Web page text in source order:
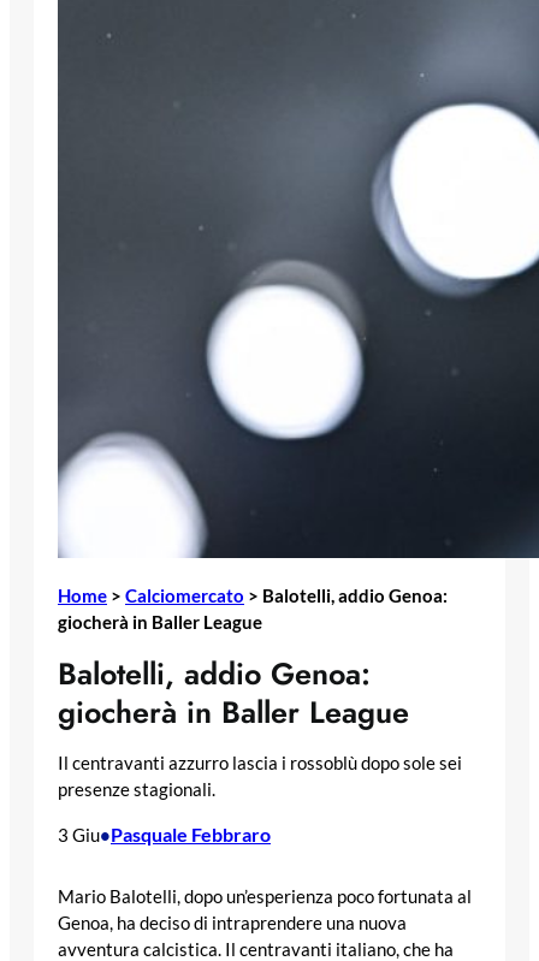
Home > Calciomercato > Balotelli, addio Genoa:
giocherà in Baller League
Balotelli, addio Genoa:
giocherà in Baller League
Il centravanti azzurro lascia i rossoblù dopo sole sei
presenze stagionali.
3 Giu•Pasquale Febbraro
Mario Balotelli, dopo un’esperienza poco fortunata al
Genoa, ha deciso di intraprendere una nuova
avventura calcistica. Il centravanti italiano, che ha